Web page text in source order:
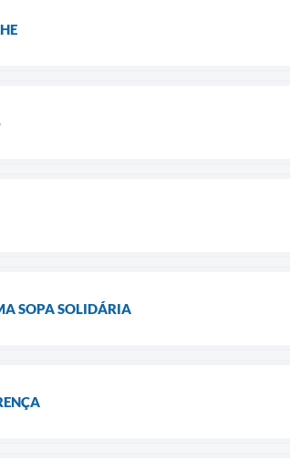
SOPA SOLIDÁRIA